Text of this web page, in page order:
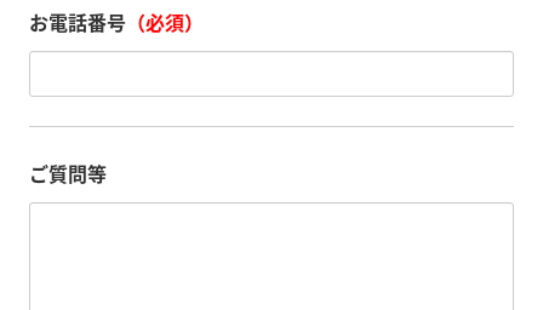
お電話番号 （必須）
ご質問等